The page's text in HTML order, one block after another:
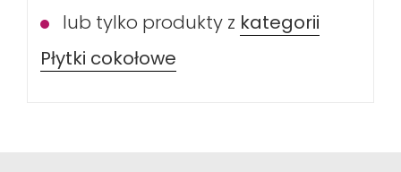
lub tylko produkty z kategorii
Płytki cokołowe